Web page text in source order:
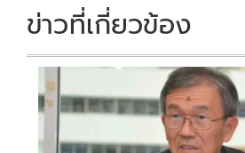
ข่าวที่เกี่ยวข้อง